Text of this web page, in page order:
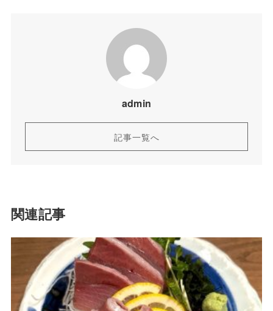
admin
記事一覧へ
関連記事